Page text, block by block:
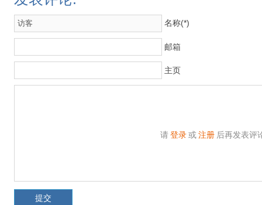
名称(*)
邮箱
主页
请 登录 或 注册 后再发表评